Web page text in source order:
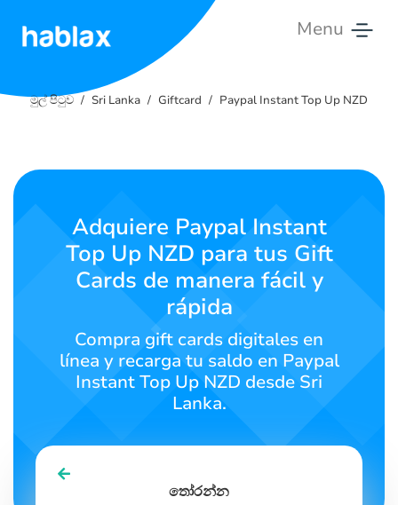
Menu
සේවා
සම්බන්ධ
SIGN INSIGN UP
මුල් පිටුව Sri Lanka Giftcard Paypal Instant Top Up NZD
Adquiere Paypal Instant
Top Up NZD para tus Gift
Cards de manera fácil y
rápida
Compra gift cards digitales en
línea y recarga tu saldo en Paypal
Instant Top Up NZD desde Sri
Lanka.
තෝරන්න